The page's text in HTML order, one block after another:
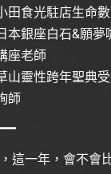
田食光駐店生命
本銀座白石&願
座老師
山靈性跨年聖典
師
這一年，會不會